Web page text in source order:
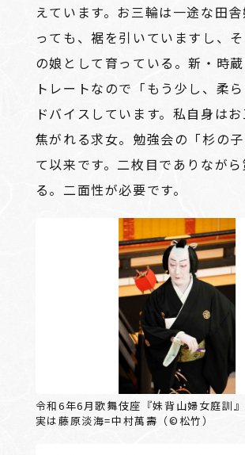
えています。お三輪は一途な田
っても、裾を引いていますし、
の娘として育っている。新・時
トレートなので「もう少し、柔
ドバイスしています。私自身は
焦がれる求女。勉強会の「杉の
て以来です。二枚目でありなが
る。二面性が必要です。
令和6年6月歌舞伎座『妹背山婦女庭訓
実は藤原淡海=中村萬壽（©松竹）